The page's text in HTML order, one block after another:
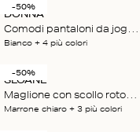
-50%
DONNA
Comodi pantaloni da jogging
Bianco + 4 più colori
-50%
SLOANE
Maglione con scollo rotondo
Marrone chiaro + 3 più colori